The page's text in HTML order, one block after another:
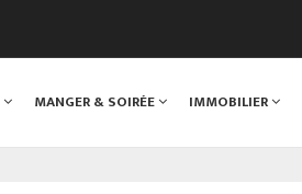
MANGER & SOIRÉE IMMOBILIER